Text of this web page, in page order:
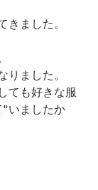
きました。
りました。
ても好きな服
"いましたか